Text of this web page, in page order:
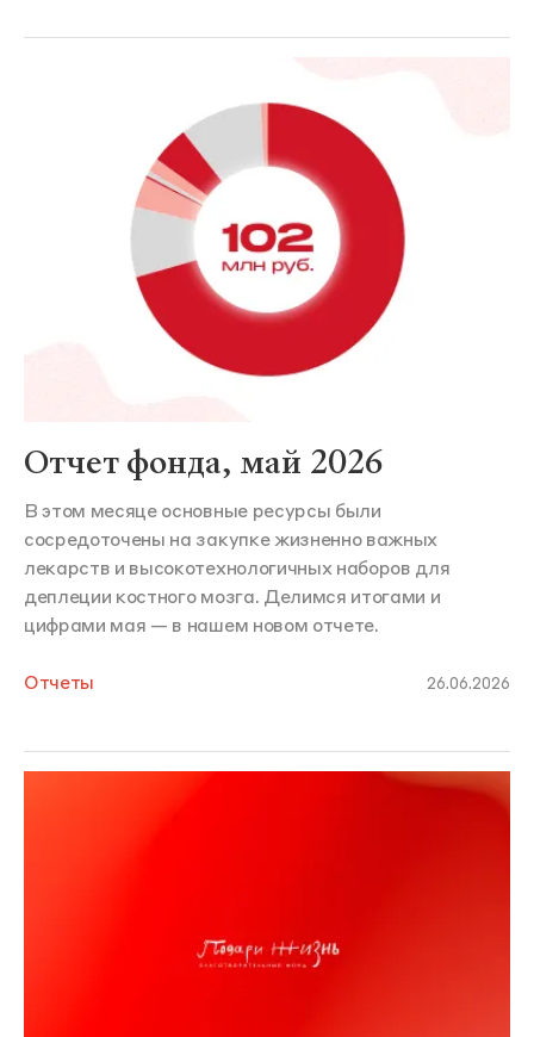
Отчет фонда, май 2026
В этом месяце основные ресурсы были
сосредоточены на закупке жизненно важных
лекарств и высокотехнологичных наборов для
деплеции костного мозга. Делимся итогами и
цифрами мая — в нашем новом отчете.
Отчеты 26.06.2026